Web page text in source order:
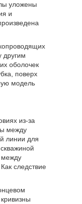
уложены
и
другим
оболочек
поверх
модель
из-за
между
линии для
между
следствие